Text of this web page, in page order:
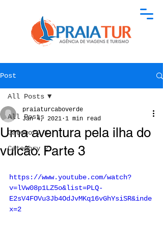
Post
All Posts
Category 1
Category 2
All Posts
Uma aventura pela ilha do
vulcão. Parte 3
praiaturcaboverde
Jan 4, 2021 1 min read
https://www.youtube.com/watch?
v=lVw08p1LZ5o&list=PLQ-
E2sV4FOVu3Jb4OdJvMKq16vGhYsiSR&inde
x=2